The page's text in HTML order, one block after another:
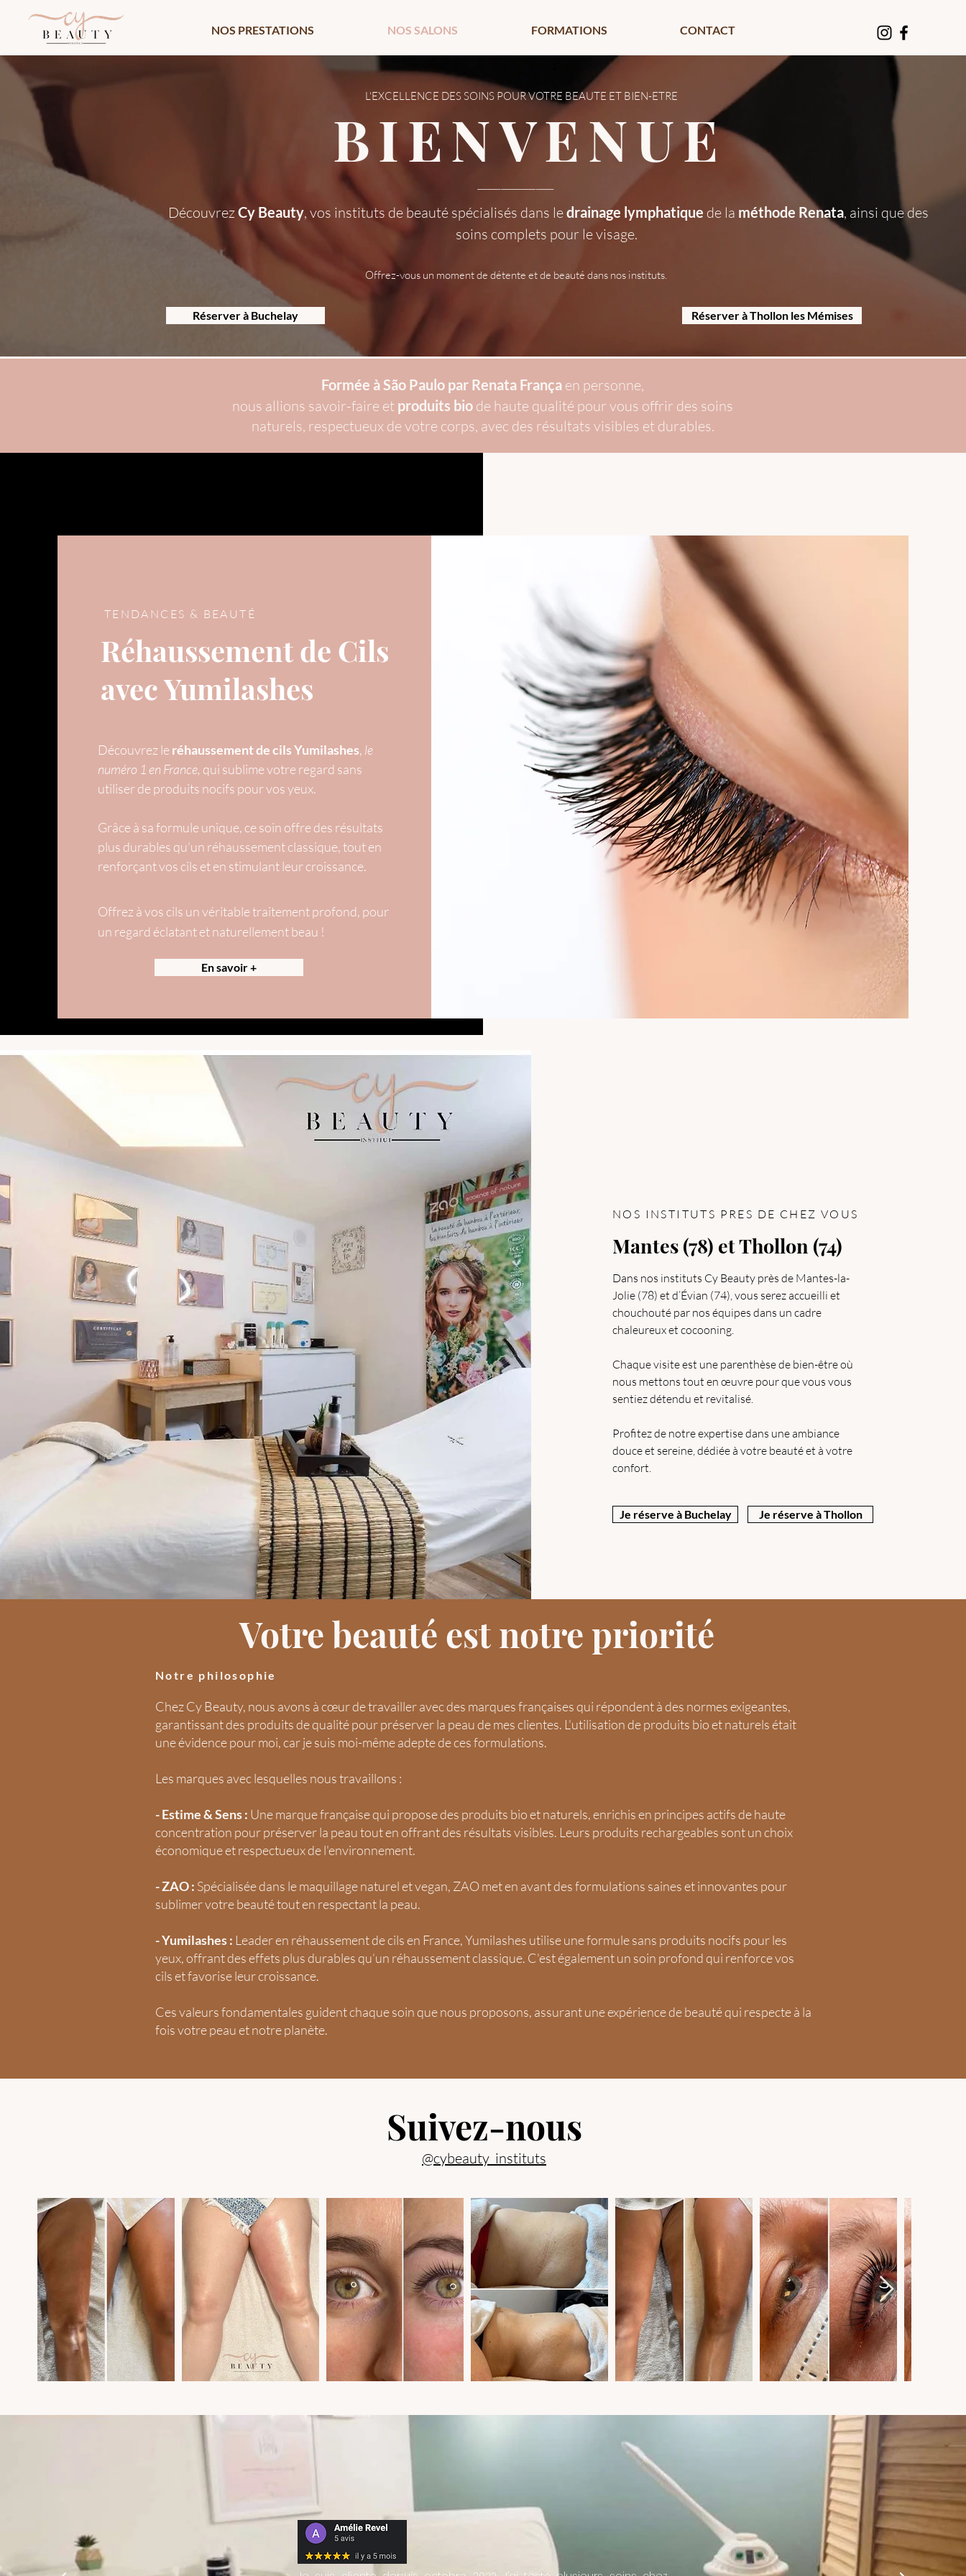
NOS PRESTATIONS NOS SALONS FORMATIONS CONTACT
L'EXCELLENCE DES SOINS POUR VOTRE BEAUTE ET BIEN-ETRE
BIENVENUE
DécouvrezCy Beauty, vos instituts de beauté spécialisés dans ledrainage lymphatique de la méthode Renata, ainsi que des
soins complets pour le visage.
Offrez-vous un moment de détente et de beauté dans nos instituts.
Réserver à Buchelay Réserver à Thollon les Mémises
Formée à São Paulo par Renata França en personne,
nous allions savoir-faire et produits bio de haute qualité pour vous offrir des soins
naturels, respectueux de votre corps, avec des résultats visibles et durables.
TENDANCES & BEAUTÉ
Réhaussement de Cils
avec Yumilashes
Découvrez leréhaussement de cilsYumilashes, le
numéro 1 en France, qui sublime votre regard sans
utiliser de produits nocifs pour vos yeux.
Grâce à sa formule unique, ce soin offre des résultats
plus durables qu’un réhaussement classique, tout en
renforçant vos cils et en stimulant leur croissance.
Offrez à vos cils un véritable traitement profond, pour
un regard éclatant et naturellement beau !
En savoir +
NOS INSTITUTS PRES DE CHEZ VOUS
Mantes (78) et Thollon (74)
Dans nos instituts Cy Beauty près de Mantes-la-
Jolie (78) et d’Évian (74), vous serez accueilli et
chouchouté par nos équipes dans un cadre
chaleureux et cocooning.
Chaque visite est une parenthèse de bien-être où
nous mettons tout en œuvre pour que vous vous
sentiez détendu et revitalisé.
Profitez de notre expertise dans une ambiance
douce et sereine, dédiée à votre beauté et à votre
confort.
Je réserve à Buchelay Je réserve à Thollon
Votre beauté est notre priorité
Notre philosophie
Chez Cy Beauty, nous avons à cœur de travailler avec des marques françaises qui répondent à des normes exigeantes,
garantissant des produits de qualité pour préserver la peau de mes clientes. L'utilisation de produits bio et naturels était
une évidence pour moi, car je suis moi-même adepte de ces formulations.
Les marques avec lesquelles nous travaillons :
- Estime & Sens : Une marque française qui propose des produits bio et naturels, enrichis en principes actifs de haute
concentration pour préserver la peau tout en offrant des résultats visibles. Leurs produits rechargeables sont un choix
économique et respectueux de l'environnement.
- ZAO : Spécialisée dans le maquillage naturel et vegan, ZAO met en avant des formulations saines et innovantes pour
sublimer votre beauté tout en respectant la peau.
- Yumilashes : Leader en réhaussement de cils en France, Yumilashes utilise une formule sans produits nocifs pour les
yeux, offrant des effets plus durables qu’un réhaussement classique. C'est également un soin profond qui renforce vos
cils et favorise leur croissance.
Ces valeurs fondamentales guident chaque soin que nous proposons, assurant une expérience de beauté qui respecte à la
fois votre peau et notre planète.
Suivez-nous
@cybeauty_instituts